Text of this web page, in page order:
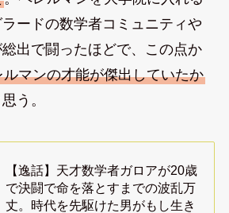
ードの数学者コミュニティや
出で闘ったほどで、この点か
マンの才能が傑出していたか
う。
【逸話】天才数学者ガロアが20歳
で決闘で命を落とすまでの波乱万
丈。時代を先駆けた男がもし生き